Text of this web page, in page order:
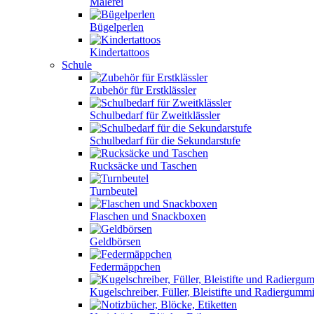
Bügelperlen
Kindertattoos
Schule
Zubehör für Erstklässler
Schulbedarf für Zweitklässler
Schulbedarf für die Sekundarstufe
Rucksäcke und Taschen
Turnbeutel
Flaschen und Snackboxen
Geldbörsen
Federmäppchen
Kugelschreiber, Füller, Bleistifte und